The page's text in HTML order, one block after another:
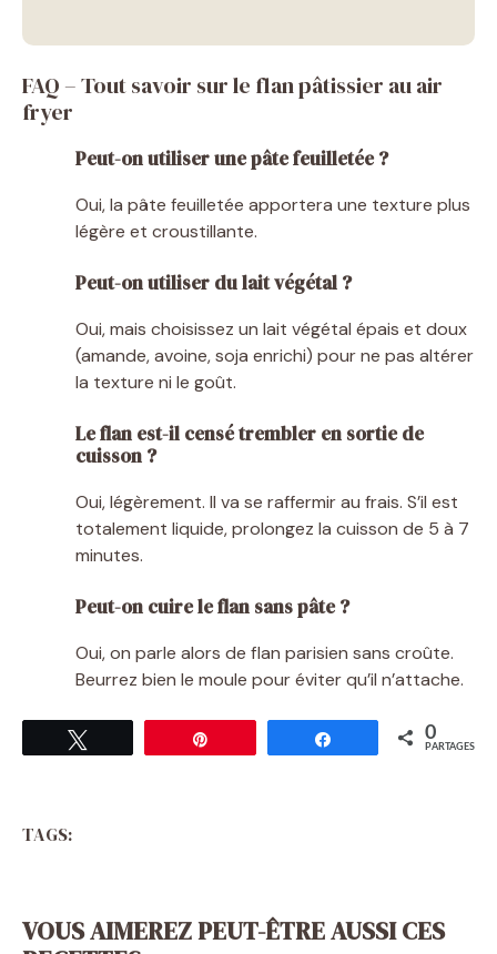
FAQ – Tout savoir sur le flan pâtissier au air
fryer
Peut-on utiliser une pâte feuilletée ?
Oui, la pâte feuilletée apportera une texture plus
légère et croustillante.
Peut-on utiliser du lait végétal ?
Oui, mais choisissez un lait végétal épais et doux
(amande, avoine, soja enrichi) pour ne pas altérer
la texture ni le goût.
Le flan est-il censé trembler en sortie de
cuisson ?
Oui, légèrement. Il va se raffermir au frais. S’il est
totalement liquide, prolongez la cuisson de 5 à 7
minutes.
Peut-on cuire le flan sans pâte ?
Oui, on parle alors de flan parisien sans croûte.
Beurrez bien le moule pour éviter qu’il n’attache.
Partagez 0
PARTAGES
TAGS:
VOUS AIMEREZ PEUT-ÊTRE AUSSI CES